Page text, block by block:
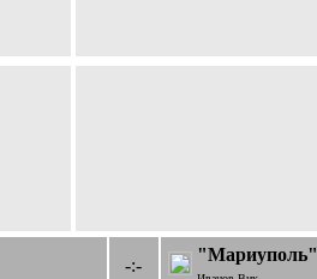
-:-
"Мариуполь"